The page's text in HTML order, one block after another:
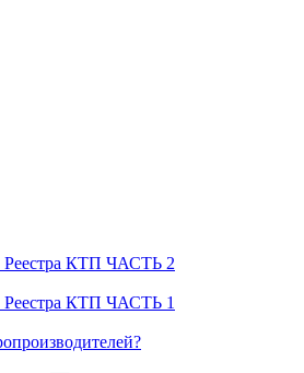
Реестра КТП ЧАСТЬ 2
Реестра КТП ЧАСТЬ 1